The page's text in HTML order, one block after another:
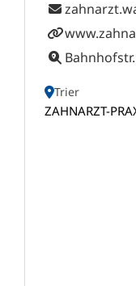
Trier
ZAHNARZT-